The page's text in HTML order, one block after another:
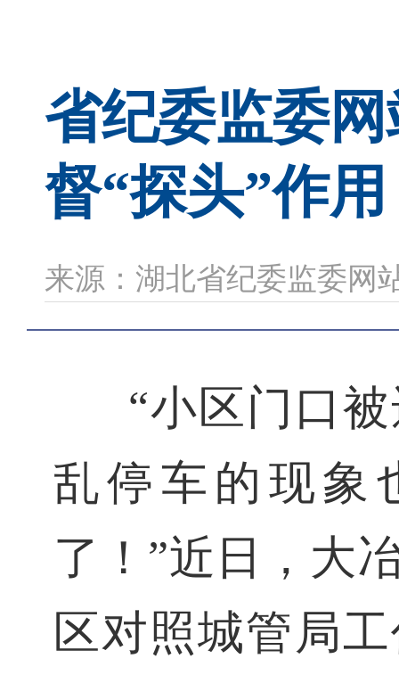
省纪委监委
督“探头”作
来源：湖北省纪委监委网
“小区门口
乱停车的现象
了！”近日，大
区对照城管局